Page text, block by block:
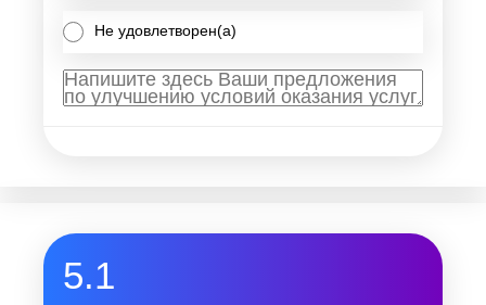
Не удовлетворен(а)
5.1